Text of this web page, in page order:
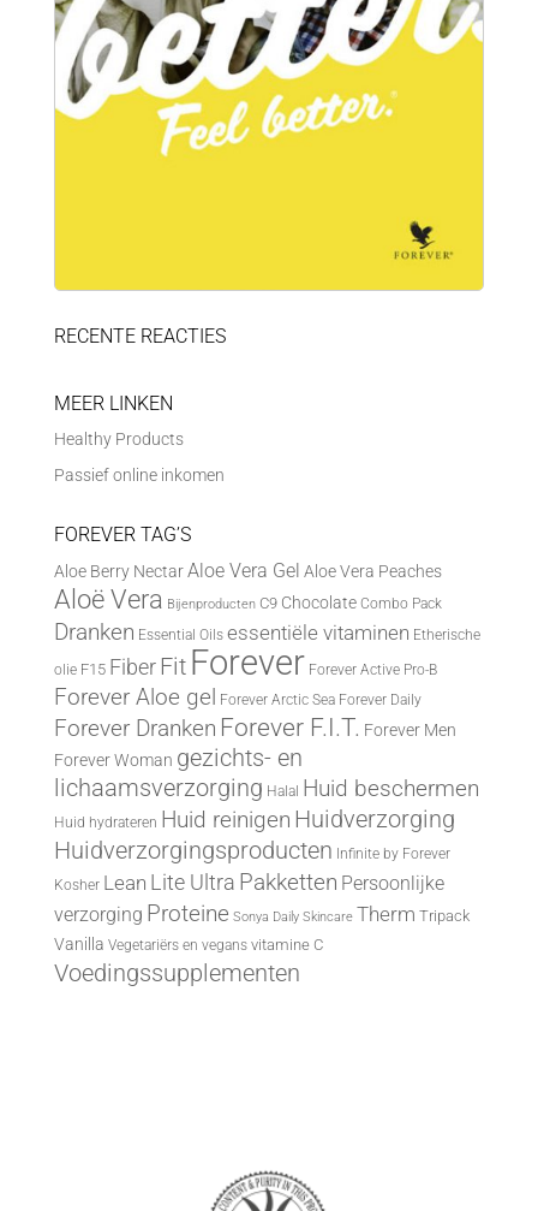
RECENTE REACTIES
MEER LINKEN
Healthy Products
Passief online inkomen
FOREVER TAG’S
Aloe Berry NectarAloe Vera Gel Aloe Vera Peaches
Aloë Vera Bijenproducten C9 Chocolate Combo Pack
Dranken Essential Oils essentiële vitaminen Etherische
olie F15 Fiber Fit Forever Forever Active Pro-B
Forever Aloe gel Forever Arctic Sea Forever Daily
Forever Dranken Forever F.I.T. Forever Men
Forever Woman gezichts- en
lichaamsverzorging Halal Huid beschermen
Huid hydrateren Huid reinigen Huidverzorging
Huidverzorgingsproducten Infinite by Forever
Kosher Lean Lite Ultra Pakketten Persoonlijke
verzorging Proteine Sonya Daily Skincare Therm Tripack
Vanilla Vegetariërs en vegans vitamine C
Voedingssupplementen